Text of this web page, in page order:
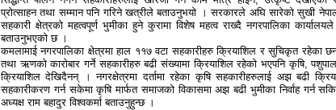
प्रोत्साहन तथा सम्मान पनि गरिने खत्रीले बताउनुभयो । सरकारले अघि सारेको सुखी
सहकारी क्षेत्रको महत्वपूर्ण भुमीका हुने कुरामा विशेष महत्व राख्दै नगरपालिका
बताउनुभएको छ ।
कमलामाई नगरपालिका क्षेत्रमा हाल ११७ वटा सहकारीहरु क्रियाशिल र सुचिकृत रहेका
तथा ऋणको कारोबार गर्ने सहकारीहरु बढी संख्यामा क्रियाशिल रहेको भएपनि कृषि,
क्रियाशिल देखिदैनन् । नगरक्षेत्रमा दर्तामा रहेका कृषि सहकारीहरुलाई अझ बढी
सहकारीकरण गर्न सकेमा कृषि मार्फत समाजको विकासमा अझ बढी भुमीका निर्वाह गर्न
अध्यक्ष राम बहादुर विश्वकर्मा बताउनुहुन्छ ।